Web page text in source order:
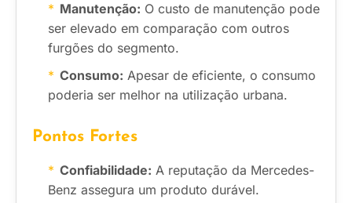
Manutenção: O custo de manutenção pode
ser elevado em comparação com outros
furgões do segmento.
Consumo: Apesar de eficiente, o consumo
poderia ser melhor na utilização urbana.
Pontos Fortes
Confiabilidade: A reputação da Mercedes-
Benz assegura um produto durável.